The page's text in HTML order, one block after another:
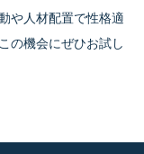
や人材配置で性格適
の機会にぜひお試し